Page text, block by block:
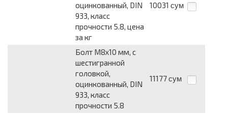
оцинкованный, DIN
933, класс
прочности 5.8, цена
за кг
10031 сум
Болт М8x10 мм, с
шестигранной
головкой,
оцинкованный, DIN
933, класс
прочности 5.8
11177 сум